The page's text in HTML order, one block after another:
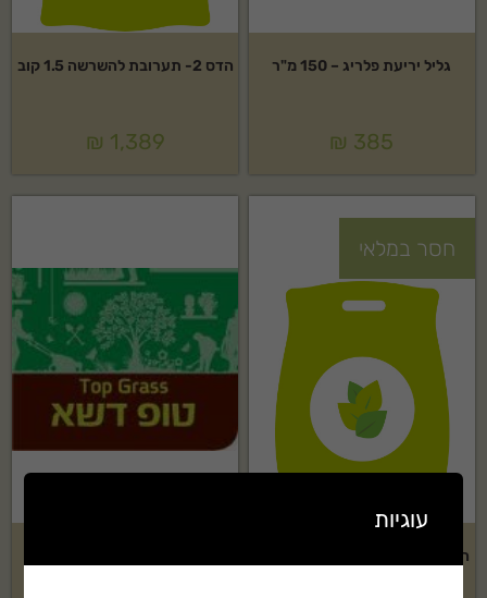
גליל יריעת פלריג – 150 מ"ר
₪ 385
הדס 2- תערובת להשרשה 1.5 קוב
₪ 1,389
חסר במלאי
הדס 4- תערובת להשרשה 1.5 קוב
עוגיות